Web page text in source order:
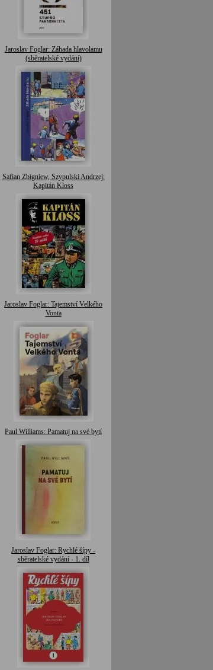
Jaroslav Foglar: Záhada hlavolamu
(sběratelské vydání)
Safian Zbigniew, Szypulski Andrzej:
Kapitán Kloss
Jaroslav Foglar: Tajemství Velkého
Vonta
Paul Williams: Pamatuj na své bytí
Jaroslav Foglar: Rychlé šípy -
sběratelské vydání - 1. díl